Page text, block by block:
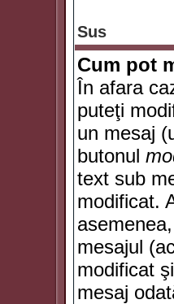
Sus
Cum pot
În afara
puteţi
un mesaj
butonul
text sub
modificat.
mesajul
modificat
mesaj